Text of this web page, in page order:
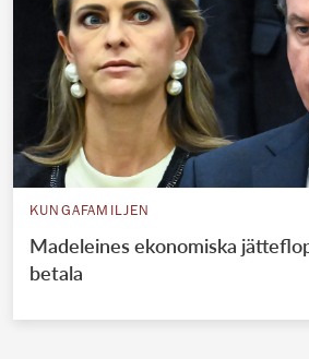
KUNGAFAMILJEN
Madeleines ekonomiska
betala